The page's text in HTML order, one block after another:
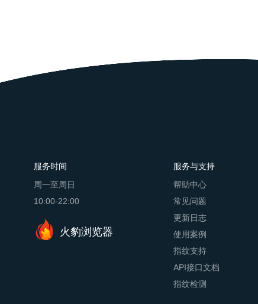
服务时间
周一至周日
10:00-22:00
火豹浏览器
服务与支持
帮助中心
常见问题
更新日志
使用案例
指纹支持
API接口文档
指纹检测